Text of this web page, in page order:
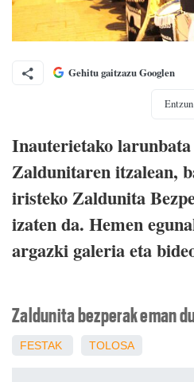
Gehitu gaitzazu Googlen
Entzun
Inauterietako larunbata
Zaldunitaren itzalean,
iristeko Zaldunita
izaten da. Hemen
argazki galeria eta
Zaldunita bezperak eman
FESTAK TOLOSA